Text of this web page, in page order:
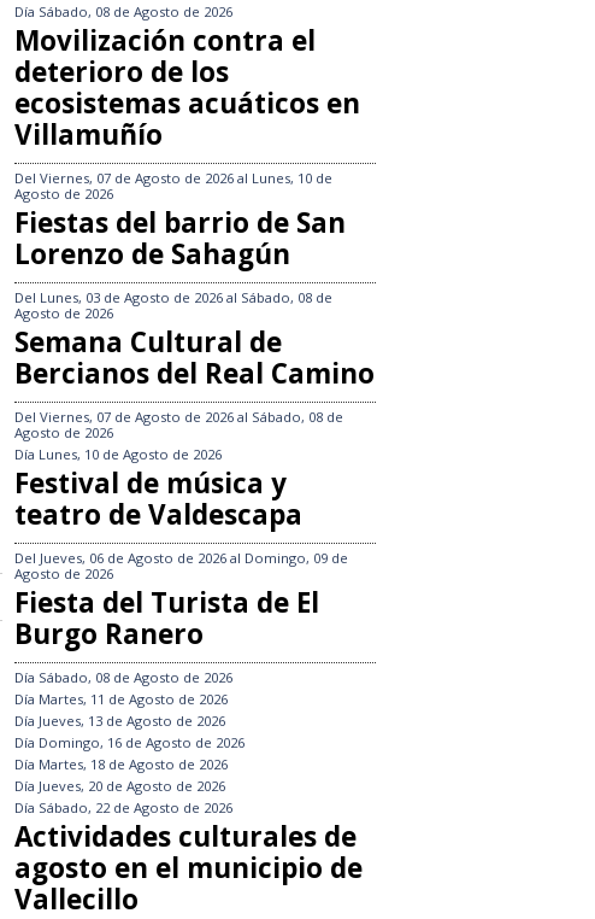
Día Sábado, 08 de Agosto de 2026
Movilización contra el
deterioro de los
ecosistemas acuáticos en
Villamuñío
Del Viernes, 07 de Agosto de 2026 al Lunes, 10 de
Agosto de 2026
Fiestas del barrio de San
Lorenzo de Sahagún
Del Lunes, 03 de Agosto de 2026 al Sábado, 08 de
Agosto de 2026
Semana Cultural de
Bercianos del Real Camino
Del Viernes, 07 de Agosto de 2026 al Sábado, 08 de
Agosto de 2026
Día Lunes, 10 de Agosto de 2026
Festival de música y
teatro de Valdescapa
Del Jueves, 06 de Agosto de 2026 al Domingo, 09 de
Agosto de 2026
Fiesta del Turista de El
Burgo Ranero
Día Sábado, 08 de Agosto de 2026
Día Martes, 11 de Agosto de 2026
Día Jueves, 13 de Agosto de 2026
Día Domingo, 16 de Agosto de 2026
Día Martes, 18 de Agosto de 2026
Día Jueves, 20 de Agosto de 2026
Día Sábado, 22 de Agosto de 2026
Actividades culturales de
agosto en el municipio de
Vallecillo